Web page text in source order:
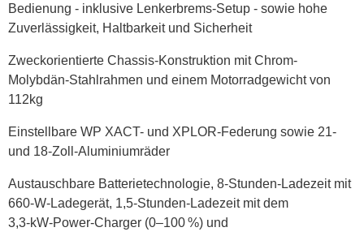
Bedienung - inklusive Lenkerbrems-Setup - sowie hohe
Zuverlässigkeit, Haltbarkeit und Sicherheit
Zweckorientierte Chassis-Konstruktion mit Chrom-
Molybdän-Stahlrahmen und einem Motorradgewicht von
112kg
Einstellbare WP XACT- und XPLOR-Federung sowie 21-
und 18-Zoll-Aluminiumräder
Austauschbare Batterietechnologie, 8‑Stunden‑Ladezeit mit
660‑W‑Ladegerät, 1,5‑Stunden‑Ladezeit mit dem
3,3‑kW‑Power‑Charger (0–100 %) und